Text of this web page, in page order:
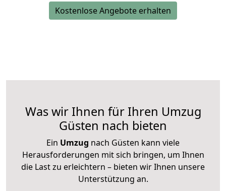
Kostenlose Angebote erhalten
Was wir Ihnen für Ihren Umzug
Güsten nach bieten
Ein Umzug nach Güsten kann viele
Herausforderungen mit sich bringen, um Ihnen
die Last zu erleichtern – bieten wir Ihnen unsere
Unterstützung an.